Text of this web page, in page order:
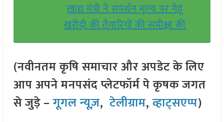
खाद्य मंत्री ने समर्थन मूल्य पर गेहूं
खरीदी की तैयारियों की समीक्षा की
(नवीनतम कृषि समाचार और अपडेट के लिए
आप अपने मनपसंद प्लेटफॉर्म पे कृषक जगत
से जुड़े –गूगल न्यूज़,टेलीग्राम,व्हाट्सएप्प)